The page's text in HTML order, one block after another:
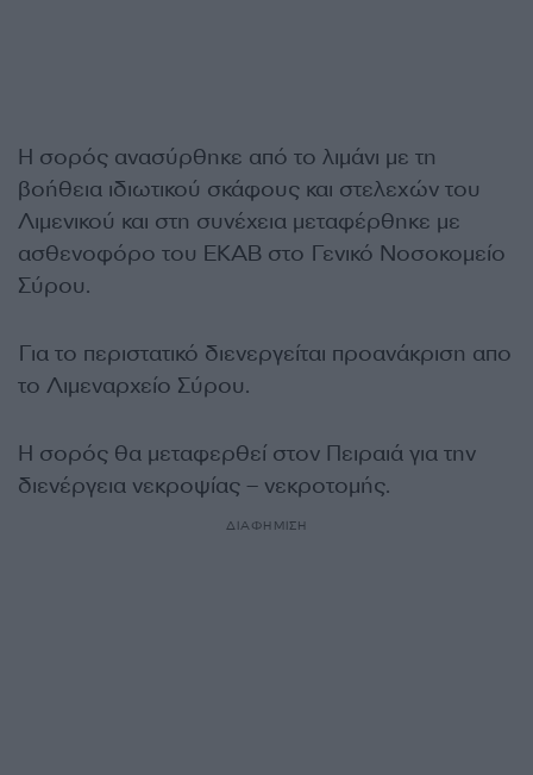
Η σορός ανασύρθηκε από το λιμάνι με τη
βοήθεια ιδιωτικού σκάφους και στελεχών του
Λιμενικού και στη συνέχεια μεταφέρθηκε με
ασθενοφόρο του ΕΚΑΒ στο Γενικό Νοσοκομείο
Σύρου.
Για το περιστατικό διενεργείται προανάκριση απο
το Λιμεναρχείο Σύρου.
H σορός θα μεταφερθεί στον Πειραιά για την
διενέργεια νεκροψίας – νεκροτομής.
ΔΙΑΦΗΜΙΣΗ